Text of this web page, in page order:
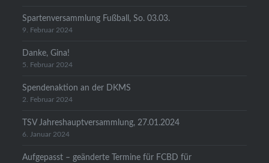
Spartenversammlung Fußball, So. 03.03.
9. Februar 2024
Danke, Gina!
5. Februar 2024
Spendenaktion an der DKMS
2. Februar 2024
TSV Jahreshauptversammlung, 27.01.2024
6. Januar 2024
Aufgepasst – geänderte Termine für FCBD für